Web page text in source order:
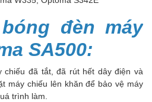
đèn máy
SA500:
chiếu đã tắt, đã rút hết dây điện và
máy chiếu lên khăn để bảo vệ máy
trình làm.